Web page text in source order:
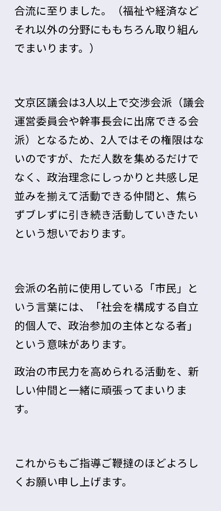
合流に至りました。（福祉や経済など
それ以外の分野にももちろん取り組ん
でまいります。）
文京区議会は3人以上で交渉会派（議会
運営委員会や幹事長会に出席できる会
派）となるため、2人ではその権限はな
いのですが、ただ人数を集めるだけで
なく、政治理念にしっかりと共感し足
並みを揃えて活動できる仲間と、焦ら
ずブレずに引き続き活動していきたい
という想いでおります。
会派の名前に使用している「市民」と
いう言葉には、「社会を構成する自立
的個人で、政治参加の主体となる者」
という意味があります。
政治の市民力を高められる活動を、新
しい仲間と一緒に頑張ってまいりま
す。
これからもご指導ご鞭撻のほどよろし
くお願い申し上げます。